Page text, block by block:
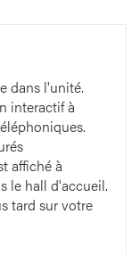
dans l'unité.
interactif à
affiché à
le hall d'accueil.
tard sur votre